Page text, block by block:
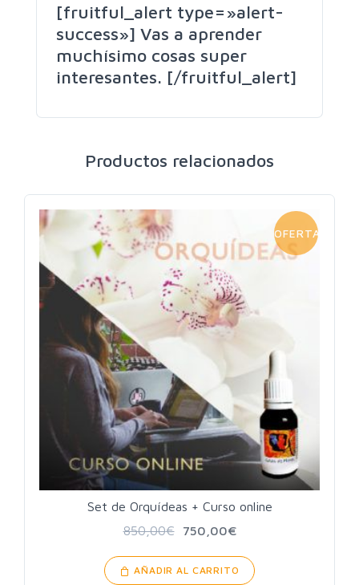
[fruitful_alert type=»alert-
success»] Vas a aprender
muchísimo cosas super
interesantes. [/fruitful_alert]
Productos relacionados
OFERTA!
Set de Orquídeas + Curso online
850,00€ 750,00€
AÑADIR AL CARRITO